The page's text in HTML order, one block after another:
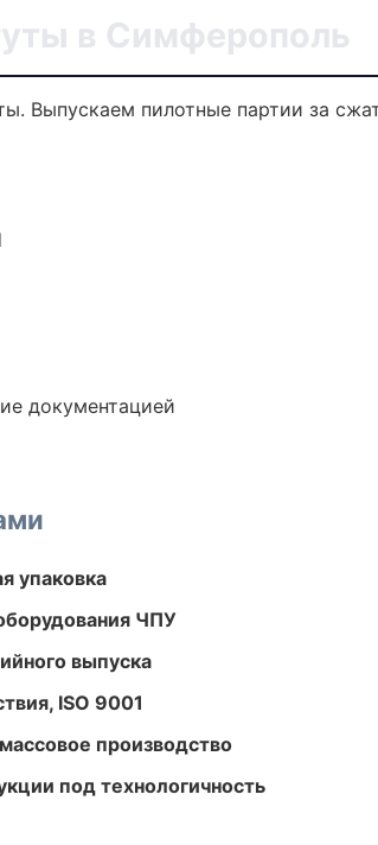
в Симферополь
Выпускаем пилотные партии за
документацией
упаковка
ЧПУ
выпуска
ISO 9001
производство
под технологичность